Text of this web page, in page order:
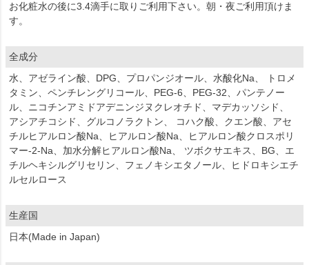
お化粧水の後に3.4滴手に取りご利用下さい。朝・夜ご利用頂けま
す。
全成分
水、アゼライン酸、DPG、プロパンジオール、水酸化Na、 トロメ
タミン、ペンチレングリコール、PEG-6、PEG-32、パンテノー
ル、ニコチンアミドアデニンジヌクレオチド、マデカッソシド、
アシアチコシド、グルコノラクトン、 コハク酸、クエン酸、アセ
チルヒアルロン酸Na、ヒアルロン酸Na、ヒアルロン酸クロスポリ
マー-2-Na、加水分解ヒアルロン酸Na、 ツボクサエキス、BG、エ
チルヘキシルグリセリン、フェノキシエタノール、ヒドロキシエチ
ルセルロース
生産国
日本(Made in Japan)